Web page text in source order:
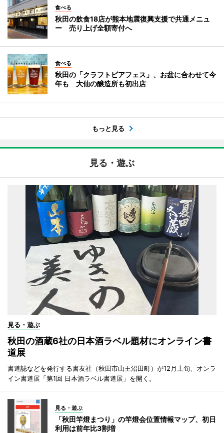
食べる
秋田の飲食18店が熊本地震復興支援で共通メニュ
ー 売り上げ全額寄付へ
食べる
秋田の「クラフトビアフェス」、お盆に合わせて今
年も 大仙の醸造所も初出店
もっと見る
見る・遊ぶ
見る・遊ぶ
秋田の酒蔵6社の日本酒ラベル題材にオンライン書
道展
書道誌などを発行する書友社（秋田市山王沼田町）が12月上旬、オンラ
イン書道展「第1回 日本酒ラベル書道展」を開く。
見る・遊ぶ
「秋田竿燈まつり」の竿燈会位置情報マップ、初日
利用は前年比3割増